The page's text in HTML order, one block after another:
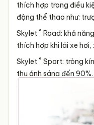
thích hợp trong điều
động thể thao như:
Skylet ® Road: khả
thích hợp khi lái xe hơi,
Skylet ® Sport: tròng
thụ ánh sáng đến
điều kiện ánh nắng chói.